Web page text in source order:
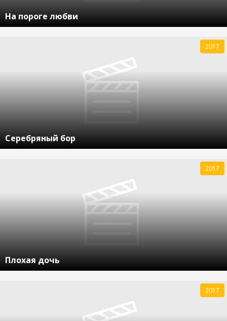
На пороге любви
Серебряный бор
2017
Плохая дочь
2017
2017